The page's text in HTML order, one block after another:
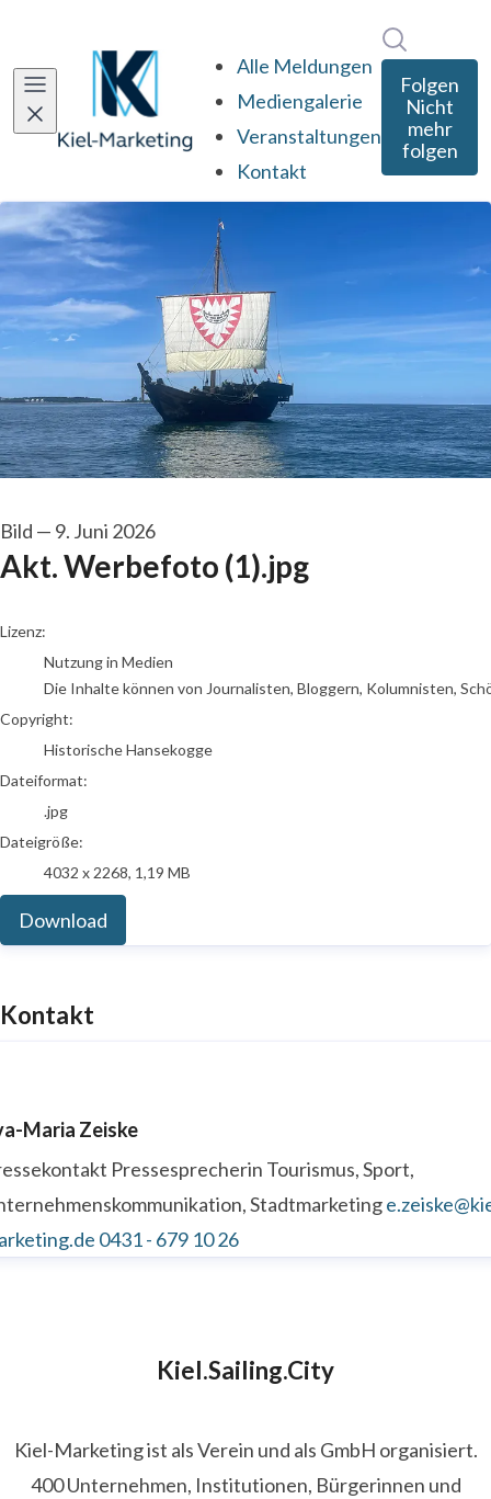
Alle Meldungen
Mediengalerie
Veranstaltungen
Kontakt
Folgen
Nicht
mehr
folgen
Bild — 9. Juni 2026
Akt. Werbefoto (1).jpg
go to media item
Lizenz:
Nutzung in Medien
Die Inhalte können von Journalisten, Bloggern, Kolumnisten,
Copyright:
Historische Hansekogge
Dateiformat:
.jpg
Dateigröße:
4032 x 2268, 1,19 MB
Download
Kontakt
Maria Zeiske
Pressesprecherin Tourismus, Sport,
Stadtmarketing
0431 - 679 10 26
Kiel.Sailing.City
Kiel-Marketing ist als Verein und als GmbH organisiert.
400 Unternehmen, Institutionen, Bürgerinnen und